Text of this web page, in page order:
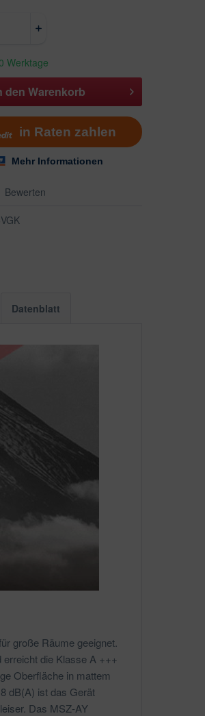
Werktage
den Warenkorb
Bewerten
Datenblatt
große Räume geeignet.
die Klasse A +++
Oberfläche in mattem
dB(A) ist das Gerät
Das MSZ-AY